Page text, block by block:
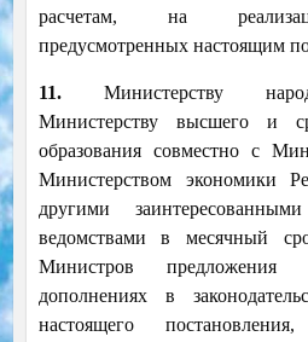
расчетам, на
предусмотренных настоящим
11.Министерству
Министерству высшего и
образования совместно с
Министерством экономики
другими
ведомствами в месячный
Министров
дополнениях в
настоящего